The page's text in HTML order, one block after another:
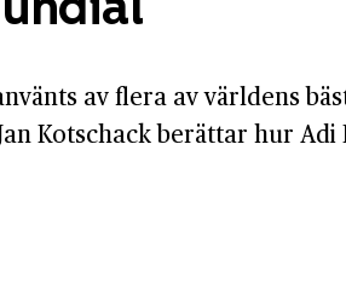
av flera av världens
Kotschack berättar hur